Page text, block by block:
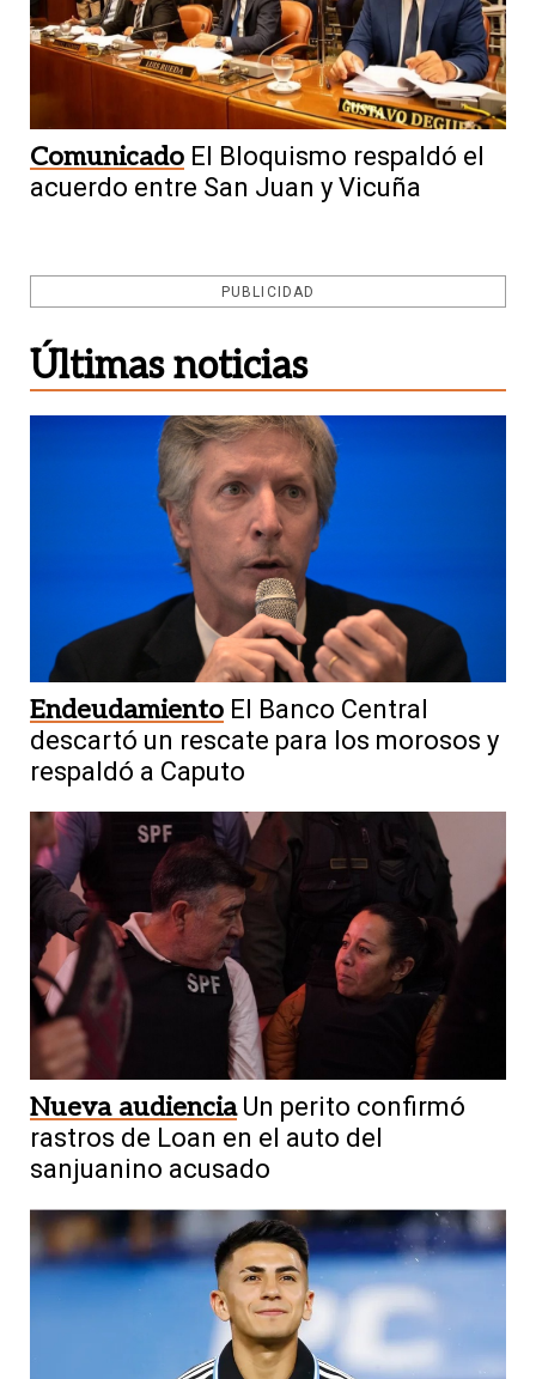
Comunicado El Bloquismo respaldó el
acuerdo entre San Juan y Vicuña
PUBLICIDAD
Últimas noticias
Endeudamiento El Banco Central
descartó un rescate para los morosos y
respaldó a Caputo
Nueva audiencia Un perito confirmó
rastros de Loan en el auto del
sanjuanino acusado